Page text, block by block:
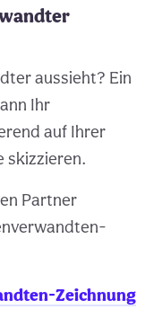
aussieht? Ein
Ihr
auf Ihrer
skizzieren.
Partner
Zeichnung